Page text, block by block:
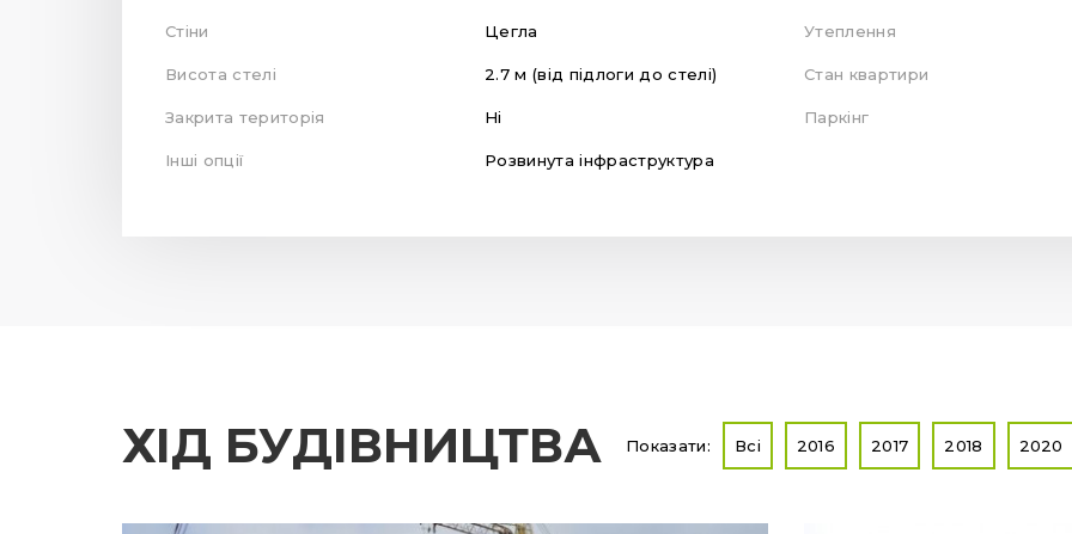
Стіни Цегла Утеплення
Висота стелі 2.7 м (від підлоги до стелі) Стан квартири
Закрита територія Ні Паркінг
Інші опції Розвинута інфраструктура
ХІД БУДІВНИЦТВА Показати: Всі 2016 2017 2018 2020